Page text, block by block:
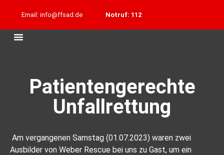
Email: info@ffsad.de Notruf: 112
Patientengerechte
Unfallrettung
Am vergangenen Samstag (01.07.2023) waren zwei
Ausbilder von Weber Rescue bei uns zu Gast, um ein